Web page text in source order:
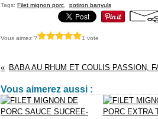
Tags: Filet mignon porc potiron banyuls
Vous aimez ? 1 vote
Vous aimerez aussi :